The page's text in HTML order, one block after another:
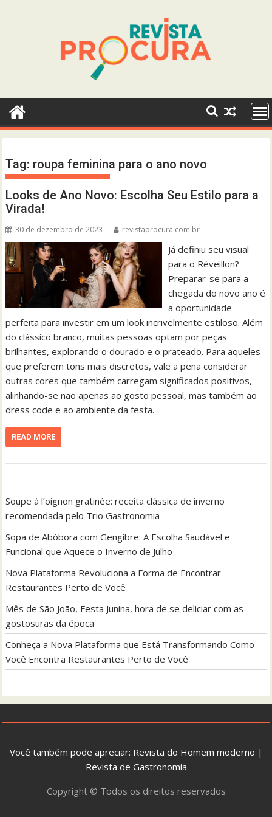
Tag: roupa feminina para o ano novo
Looks de Ano Novo: Escolha Seu Estilo para a
Virada!
30 de dezembro de 2023 revistaprocura.com.br
Já definiu seu visual
para o Réveillon?
Preparar-se para a
chegada do novo ano é
a oportunidade
perfeita para investir em um look incrivelmente estiloso. Além
do clássico branco, muitas pessoas optam por peças
brilhantes, explorando o dourado e o prateado. Para aqueles
que preferem tons mais discretos, vale a pena considerar
outras cores que também carregam significados positivos,
alinhando-se não apenas ao gosto pessoal, mas também ao
dress code e ao ambiente da festa.
READ MORE
Soupe à l’oignon gratinée: receita clássica de inverno
recomendada pelo Trio Gastronomia
Sopa de Abóbora com Gengibre: A Escolha Saudável e
Funcional que Aquece o Inverno de Julho
Nova Plataforma Revoluciona a Forma de Encontrar
Restaurantes Perto de Você
Mês de São João, Festa Junina, hora de se deliciar com as
gostosuras da época
Conheça a Nova Plataforma que Está Transformando Como
Você Encontra Restaurantes Perto de Você
Você também pode apreciar: Revista do Homem moderno |
Revista de Gastronomia
Copyright © Todos os direitos reservados